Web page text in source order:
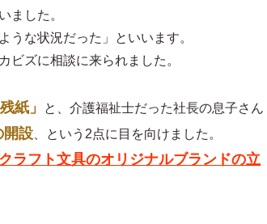
ました。
うな状況だった」といいます。
ビズに相談に来られました。
残紙」
と、介護福祉士だった社長の息子さん
開設 、という2点に目を向けました。
クラフト文具のオリジナルブランドの立